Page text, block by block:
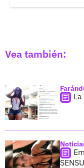
Vea también: